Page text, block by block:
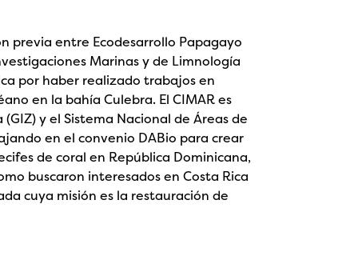
previa entre Ecodesarrollo Papagayo
Marinas y de Limnología
por haber realizado trabajos en
en la bahía Culebra. El CIMAR es
y el Sistema Nacional de Áreas de
en el convenio DABio para crear
de coral en República Dominicana,
buscaron interesados en Costa Rica
cuya misión es la restauración de